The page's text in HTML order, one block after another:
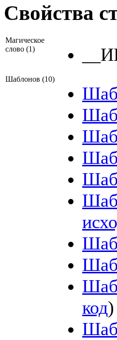
Свойства
Магическое
слово (1)
Шаблонов (10)
код)